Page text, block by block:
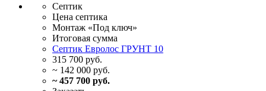
Септик
Цена септика
Монтаж «Под ключ»
Итоговая сумма
Септик Евролос ГРУНТ 10
315 700 руб.
~ 142 000 руб.
~ 457 700 руб.